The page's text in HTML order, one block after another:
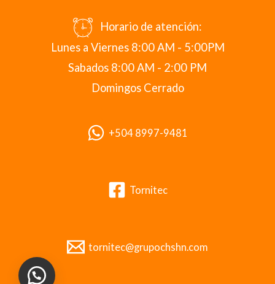
Horario de atención:
Lunes a Viernes 8:00 AM - 5:00PM
Sabados 8:00 AM - 2:00 PM
Domingos Cerrado
+504 8997-9481
Tornitec
tornitec@grupochshn.com